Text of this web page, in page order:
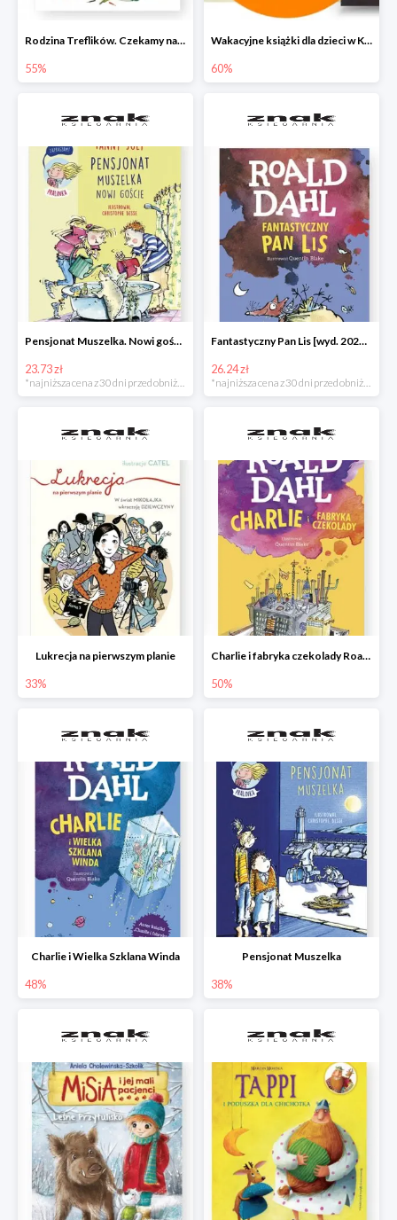
Rodzina Treflików. Czekamy na mamę
55%
Wakacyjne książki dla dzieci w Księgarni Znak do -60%
60%
Pensjonat Muszelka. Nowi goście Fanny Joly -32%
23.73 zł
*najniższa cena z 30 dni przed obniżką
Fantastyczny Pan Lis [wyd. 2020] Roald Dahl -25%
26.24 zł
*najniższa cena z 30 dni przed obniżką
Lukrecja na pierwszym planie
33%
Charlie i fabryka czekolady Roald Dahl
50%
Charlie i Wielka Szklana Winda
48%
Pensjonat Muszelka
38%